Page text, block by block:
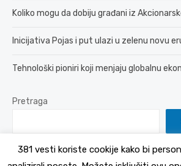
Koliko mogu da dobiju građani iz
Inicijativa Pojas i put ulazi u zelenu novu
Tehnološki pioniri koji menjaju globalnu
Pretraga
381 vesti koriste cookije kako bi